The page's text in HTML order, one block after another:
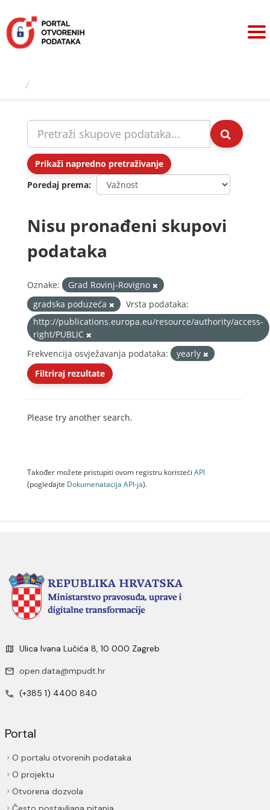
sadržaj
Prikaži napredno pretraživanje
Poredaj prema
Nisu pronađeni skupovi
podataka
Oznake:
Grad Rovinj-Rovigno
gradska poduzeća
Vrsta podataka:
http://publications.europa.eu/resource/authority/access-
right/PUBLIC
Frekvencija osvježavanja podataka:
yearly
Filtriraj rezultate
Please try another search.
Također možete pristupiti ovom registru koristeći API
(pogledajte Dokumenаtаcijа API-jа).